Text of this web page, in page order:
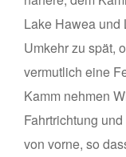
Lake Hawea und
Umkehr zu spät,
vermutlich eine
Kamm nehmen
Fahrtrichtung
von vorne, so